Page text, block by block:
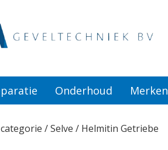
Onderhoud Merken
/ Selve / Helmitin Getriebe